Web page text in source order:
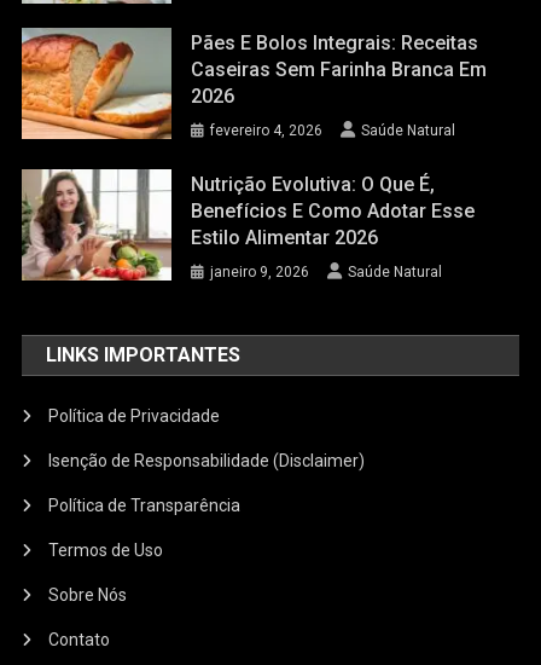
Pães E Bolos Integrais: Receitas
Caseiras Sem Farinha Branca Em
2026
fevereiro 4, 2026 Saúde Natural
Nutrição Evolutiva: O Que É,
Benefícios E Como Adotar Esse
Estilo Alimentar 2026
janeiro 9, 2026 Saúde Natural
LINKS IMPORTANTES
Política de Privacidade
Isenção de Responsabilidade (Disclaimer)
Política de Transparência
Termos de Uso
Sobre Nós
Contato